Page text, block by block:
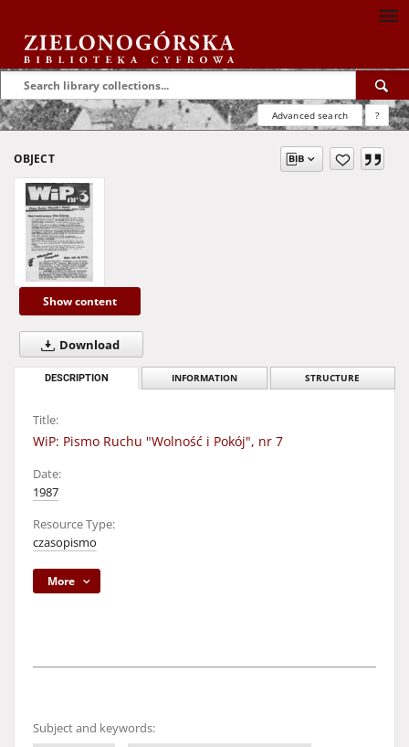
Advanced search ?
OBJECT
Show content
Download
DESCRIPTION INFORMATION STRUCTURE
Title:
WiP: Pismo Ruchu "Wolność i Pokój", nr 7
Date:
1987
Resource Type:
czasopismo
More
Subject and keywords: